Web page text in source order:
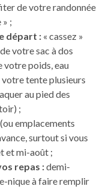
de votre randonnée
;
départ : « cassez »
votre sac à dos
votre poids, eau
tente plusieurs
au pied des
;
(ou emplacements
surtout si vous
et mi-août ;
repas :demi-
nique à faire remplir